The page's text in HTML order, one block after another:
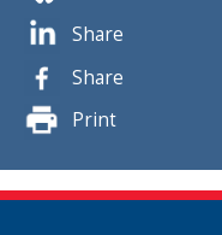
Share
Share
Print